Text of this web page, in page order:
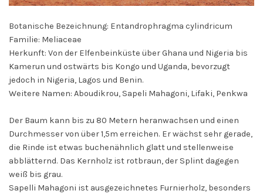
Botanische Bezeichnung: Entandrophragma cylindricum
Familie: Meliaceae
Herkunft: Von der Elfenbeinküste über Ghana und Nigeria bis
Kamerun und ostwärts bis Kongo und Uganda, bevorzugt
jedoch in Nigeria, Lagos und Benin.
Weitere Namen: Aboudikrou, Sapeli Mahagoni, Lifaki, Penkwa
Der Baum kann bis zu 80 Metern heranwachsen und einen
Durchmesser von über 1,5m erreichen. Er wächst sehr gerade,
die Rinde ist etwas buchenähnlich glatt und stellenweise
abblätternd. Das Kernholz ist rotbraun, der Splint dagegen
weiß bis grau.
Sapelli Mahagoni ist ausgezeichnetes Furnierholz, besonders